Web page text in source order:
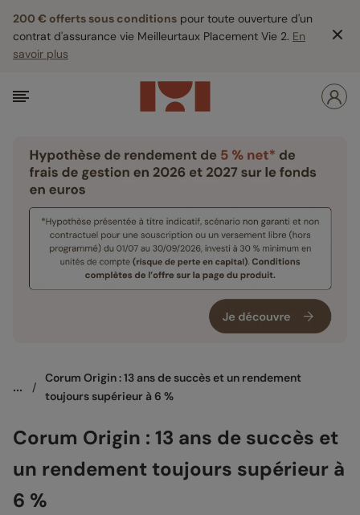
200 € offerts sous conditions pour toute ouverture d'un
contrat d'assurance vie Meilleurtaux Placement Vie 2. En
savoir plus
... /
Corum Origin : 13 ans de succès et un rendement
toujours supérieur à 6 %
Corum Origin : 13 ans de succès et
un rendement toujours supérieur à
6 %